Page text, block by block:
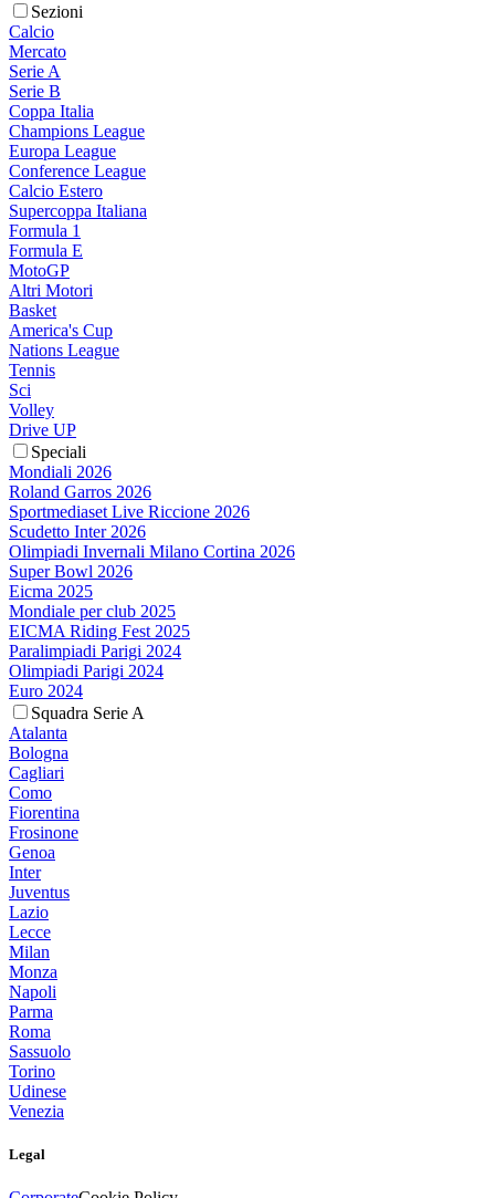
Sezioni
Calcio
Mercato
Serie A
Serie B
Coppa Italia
Champions League
Europa League
Conference League
Calcio Estero
Supercoppa Italiana
Formula 1
Formula E
MotoGP
Altri Motori
Basket
America's Cup
Nations League
Tennis
Sci
Volley
Drive UP
Speciali
Mondiali 2026
Roland Garros 2026
Sportmediaset Live Riccione 2026
Scudetto Inter 2026
Olimpiadi Invernali Milano Cortina 2026
Super Bowl 2026
Eicma 2025
Mondiale per club 2025
EICMA Riding Fest 2025
Paralimpiadi Parigi 2024
Olimpiadi Parigi 2024
Euro 2024
Squadra Serie A
Atalanta
Bologna
Cagliari
Como
Fiorentina
Frosinone
Genoa
Inter
Juventus
Lazio
Lecce
Milan
Monza
Napoli
Parma
Roma
Sassuolo
Torino
Udinese
Venezia
Legal